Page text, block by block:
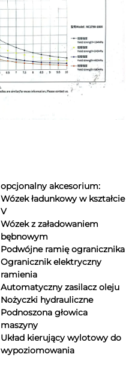
opcjonalny akcesorium:
Wózek ładunkowy w kształcie
V
Wózek z załadowaniem
bębnowym
Podwójne ramię ogranicznika
Ogranicznik elektryczny
ramienia
Automatyczny zasilacz oleju
Nożyczki hydrauliczne
Podnoszona głowica
maszyny
Układ kierujący wylotowy do
wypoziomowania